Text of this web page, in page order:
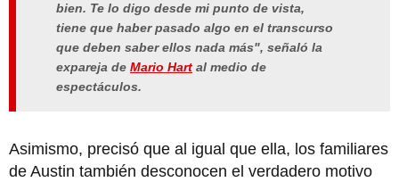
bien. Te lo digo desde mi punto de vista,
tiene que haber pasado algo en el transcurso
que deben saber ellos nada más", señaló la
expareja de Mario Hart al medio de
espectáculos.
Asimismo, precisó que al igual que ella, los familiares
de Austin también desconocen el verdadero motivo